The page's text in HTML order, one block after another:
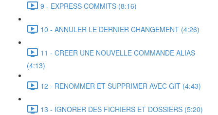
9 - EXPRESS COMMITS (8:16)
10 - ANNULER LE DERNIER CHANGEMENT (4:26)
11 - CREER UNE NOUVELLE COMMANDE ALIAS
(4:13)
12 - RENOMMER ET SUPPRIMER AVEC GIT (4:43)
13 - IGNORER DES FICHIERS ET DOSSIERS (5:20)